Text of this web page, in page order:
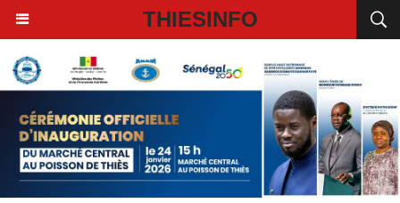
THIESINFO